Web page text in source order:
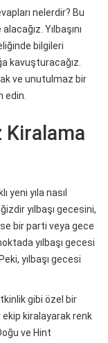
nelerdir? Bu
Yılbaşını
bilgileri
kavuşturacağız.
ve unutulmaz bir
edin.
Kiralama
yeni yıla nasıl
yılbaşı gecesini,
bir parti veya gece
yılbaşı gecesi
yılbaşı gecesi
gibi özel bir
kiralayarak renk
ve Hint